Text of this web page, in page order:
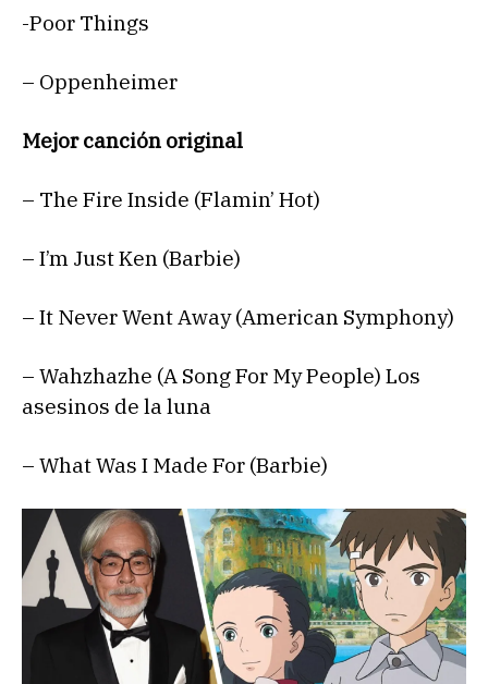
-Poor Things
– Oppenheimer
Mejor canción original
– The Fire Inside (Flamin’ Hot)
– I’m Just Ken (Barbie)
– It Never Went Away (American Symphony)
– Wahzhazhe (A Song For My People) Los
asesinos de la luna
– What Was I Made For (Barbie)